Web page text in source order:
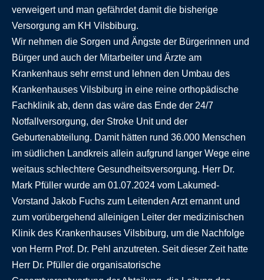
verweigert und man gefährdet damit die bisherige
Versorgung am KH Vilsbiburg.
Wir nehmen die Sorgen und Ängste der Bürgerinnen und
Bürger und auch der Mitarbeiter und Ärzte am
Krankenhaus sehr ernst und lehnen den Umbau des
Krankenhauses Vilsbiburg in eine reine orthopädische
Fachklinik ab, denn das wäre das Ende der 24/7
Notfallversorgung, der Stroke Unit und der
Geburtenabteilung. Damit hätten rund 36.000 Menschen
im südlichen Landkreis allein aufgrund langer Wege eine
weitaus schlechtere Gesundheitsversorgung. Herr Dr.
Mark Pfüller wurde am 01.07.2024 vom Lakumed-
Vorstand Jakob Fuchs zum Leitenden Arzt ernannt und
zum vorübergehend alleinigen Leiter der medizinischen
Klinik des Krankenhauses Vilsbiburg, um die Nachfolge
von Herrn Prof. Dr. Pehl anzutreten. Seit dieser Zeit hatte
Herr Dr. Pfüller die organisatorische